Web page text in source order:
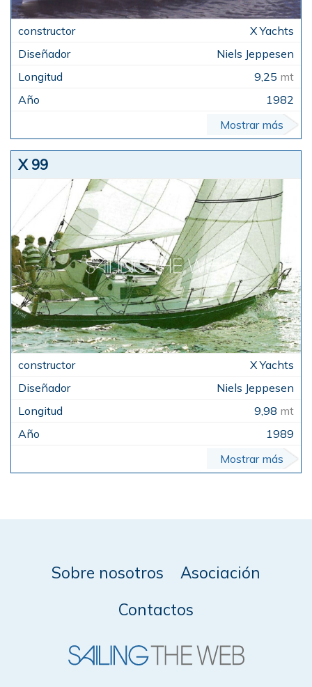
X Yachts
Niels Jeppesen
9,25 mt
1982
Mostrar más
X 99
X Yachts
Niels Jeppesen
9,98 mt
1989
Mostrar más
Sobre nosotros
Asociación
Contactos